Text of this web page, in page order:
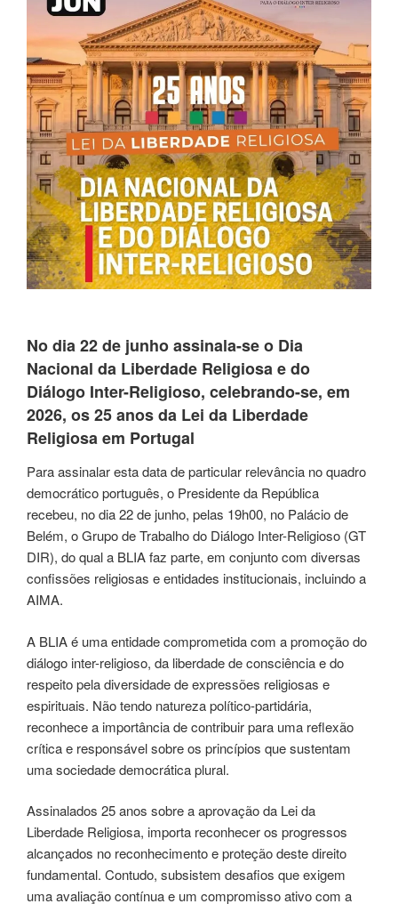
No dia 22 de junho assinala-se o Dia
Nacional da Liberdade Religiosa e do
Diálogo Inter-Religioso, celebrando-se, em
2026, os 25 anos da Lei da Liberdade
Religiosa em Portugal
Para assinalar esta data de particular relevância no quadro
democrático português, o Presidente da República
recebeu, no dia 22 de junho, pelas 19h00, no Palácio de
Belém, o Grupo de Trabalho do Diálogo Inter-Religioso (GT
DIR), do qual a BLIA faz parte, em conjunto com diversas
confissões religiosas e entidades institucionais, incluindo a
AIMA.
A BLIA é uma entidade comprometida com a promoção do
diálogo inter-religioso, da liberdade de consciência e do
respeito pela diversidade de expressões religiosas e
espirituais. Não tendo natureza político-partidária,
reconhece a importância de contribuir para uma reflexão
crítica e responsável sobre os princípios que sustentam
uma sociedade democrática plural.
Assinalados 25 anos sobre a aprovação da Lei da
Liberdade Religiosa, importa reconhecer os progressos
alcançados no reconhecimento e proteção deste direito
fundamental. Contudo, subsistem desafios que exigem
uma avaliação contínua e um compromisso ativo com a